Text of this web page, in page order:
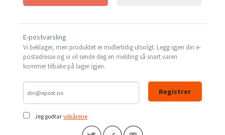
E-postvarsling
Vi beklager, men produktet er midlertidig utsolgt. Legg igjen din e-
postadresse og vi vil sende deg en melding så snart varen
kommer tilbake på lager igjen.
Jeg godtar vilkårene
Registrer